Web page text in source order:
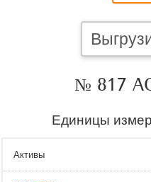
№ 817
Единицы
Активы